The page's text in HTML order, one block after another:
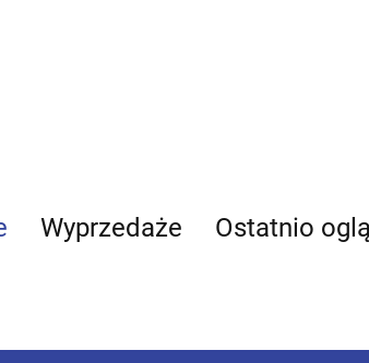
Wyprzedaże Ostatnio